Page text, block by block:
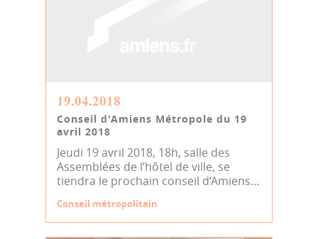
19.04.2018
Conseil d'Amiens Métropole du 19
avril 2018
Jeudi 19 avril 2018, 18h, salle des
Assemblées de l’hôtel de ville, se
tiendra le prochain conseil d’Amiens...
Conseil métropolitain